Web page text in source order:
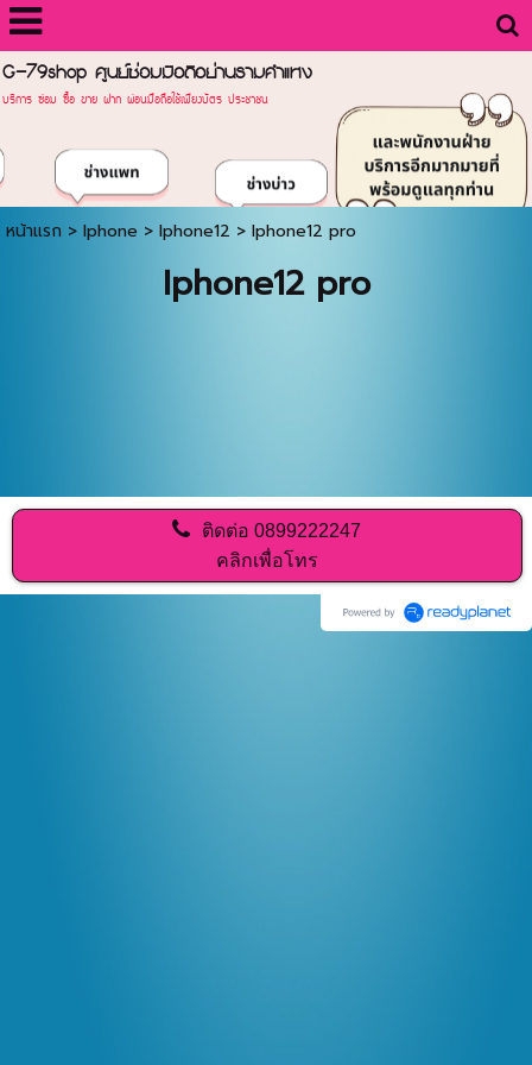
G-79shop ศูนย์ซ่อมมือถือย่านรามคำแหง
บริการ ซ่อม ซื้อ ขาย ฝาก ผ่อนมือถือใช้เพียงบัตร ประชาชน
หน้าแรก > Iphone > Iphone12 > Iphone12 pro
Iphone12 pro
ติดต่อ0899222247
คลิกเพื่อโทร